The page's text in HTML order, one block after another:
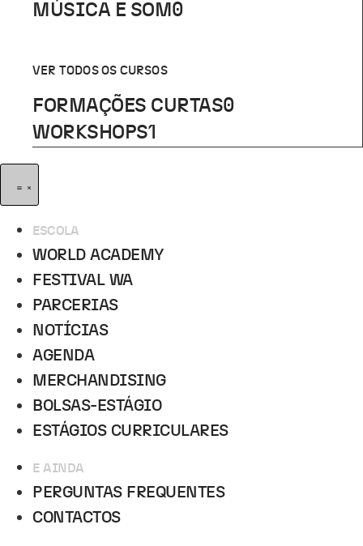
MÚSICA E SOM 0
VER TODOS OS CURSOS
FORMAÇÕES CURTAS0
WORKSHOPS1
ESCOLA
WORLD ACADEMY
FESTIVAL WA
PARCERIAS
NOTÍCIAS
AGENDA
MERCHANDISING
BOLSAS-ESTÁGIO
ESTÁGIOS CURRICULARES
E AINDA
PERGUNTAS FREQUENTES
CONTACTOS